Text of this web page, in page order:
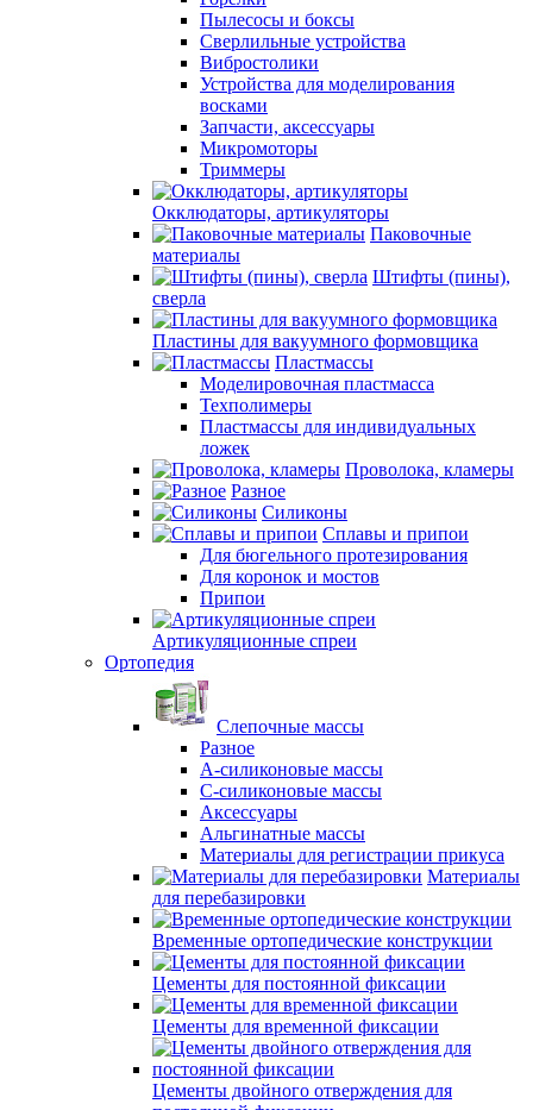
Пылесосы и боксы
Сверлильные устройства
Вибростолики
Устройства для моделирования
восками
Запчасти, аксессуары
Микромоторы
Триммеры
Окклюдаторы, артикуляторы
Паковочные
материалы
Штифты (пины),
сверла
Пластины для вакуумного формовщика
Пластмассы
Моделировочная пластмасса
Техполимеры
Пластмассы для индивидуальных
ложек
Проволока, кламеры
Разное
Силиконы
Сплавы и припои
Для бюгельного протезирования
Для коронок и мостов
Припои
Артикуляционные спреи
Ортопедия
Слепочные массы
Разное
А-силиконовые массы
С-силиконовые массы
Аксессуары
Альгинатные массы
Материалы для регистрации прикуса
Материалы
для перебазировки
Временные ортопедические конструкции
Цементы для постоянной фиксации
Цементы для временной фиксации
Цементы двойного отверждения для